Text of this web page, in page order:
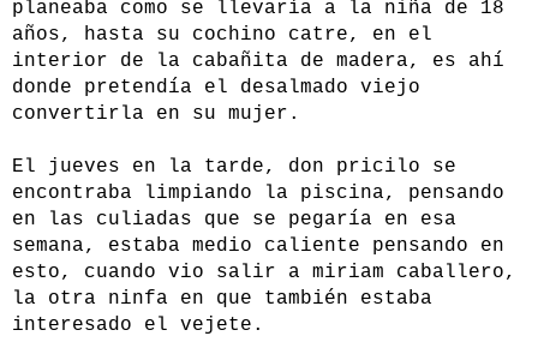
planeaba como se llevaría a la niña de 18
años, hasta su cochino catre, en el
interior de la cabañita de madera, es ahí
donde pretendía el desalmado viejo
convertirla en su mujer.
El jueves en la tarde, don pricilo se
encontraba limpiando la piscina, pensando
en las culiadas que se pegaría en esa
semana, estaba medio caliente pensando en
esto, cuando vio salir a miriam caballero,
la otra ninfa en que también estaba
interesado el vejete.